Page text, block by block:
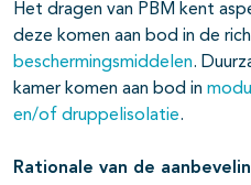
Het dragen van PBM kent
deze komen aan bod in de
beschermingsmiddelen.
kamer komen aan bod in
en/of druppelisolatie.
Rationale van de